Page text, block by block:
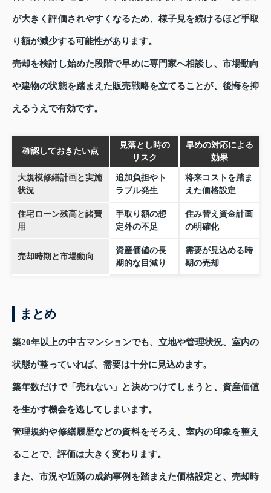
が大きく評価されやすくなるため、様子見を続けるほど手取
り額が減少する可能性があります。
売却を検討し始めた段階で早めに専門家へ相談し、市場動向
や建物の状態を踏まえた販売戦略を立てることが、後悔を抑
えるうえで有効です。
確認しておきたい点
見落とし時の
リスク
早めの対応による
効果
大規模修繕計画と実施
状況
追加負担やト
ラブル発生
将来コストを踏ま
えた価格設定
住宅ローン残高と諸費
用
手取り額の想
定外の不足
住み替え資金計画
の明確化
売却時期と市場動向
資産価値の長
期的な目減り
需要が見込める時
期の売却
まとめ
築20年以上の中古マンションでも、立地や管理状況、室内の
状態が整っていれば、需要は十分に見込めます。
築年数だけで「売れない」と決めつけてしまうと、資産価値
を生かす機会を逃してしまいます。
管理規約や修繕履歴などの資料をそろえ、室内の印象を整え
ることで、評価は大きく変わります。
また、市況や近隣の成約事例を踏まえた価格設定と、売却時